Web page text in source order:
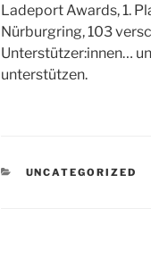
Ladeport Awards, 1.
Nürburgring, 103
Unterstützer:innen…
unterstützen.
KATEGORIEN
UNCATEGORIZED